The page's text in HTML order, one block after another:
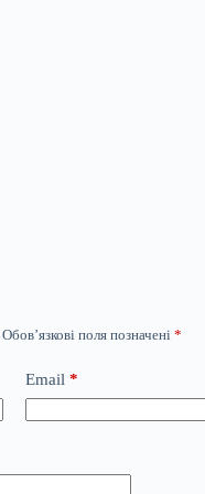
Обов’язкові поля позначені *
Email *